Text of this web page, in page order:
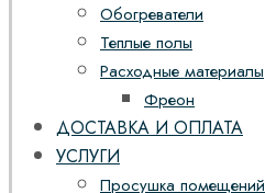
Обогреватели
Теплые полы
Расходные материалы
Фреон
ДОСТАВКА И ОПЛАТА
УСЛУГИ
Просушка помещений